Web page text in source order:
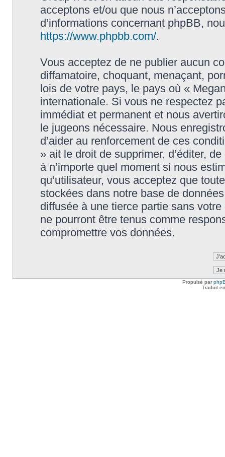
acceptons et/ou que nous
d’informations concernant phpBB,
https://www.phpbb.com/.
Vous acceptez de ne publier aucun
diffamatoire, choquant, menaçant,
lois de votre pays, le pays où «
internationale. Si vous ne respectez
immédiat et permanent et nous
le jugeons nécessaire. Nous
d’aider au renforcement de ces
» ait le droit de supprimer, d’éditer,
à n’importe quel moment si nous
qu’utilisateur, vous acceptez que
stockées dans notre base de
diffusée à une tierce partie sans
ne pourront être tenus comme
compromettre vos données.
Propulsé par
Traduit